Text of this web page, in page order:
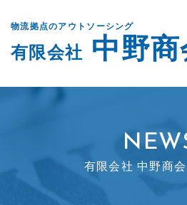
物流拠点のアウトソーシング
有限会社 中野商
有限会社 中野商